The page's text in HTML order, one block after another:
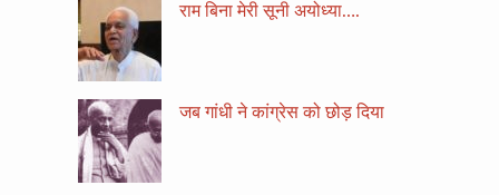
राम बिना मेरी सूनी अयोध्या….
जब गांधी ने कांग्रेस को छोड़ दिया